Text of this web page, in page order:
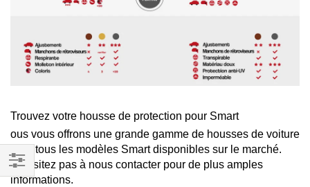
Trouvez votre housse de protection pour Smart
ous vous offrons une grande gamme de housses de voiture
pour tous les modèles Smart disponibles sur le marché.
N'hésitez pas à nous contacter pour de plus amples
informations.
Filtrer